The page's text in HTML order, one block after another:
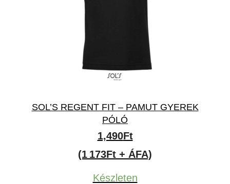
SOL’S REGENT FIT – PAMUT GYEREK
PÓLÓ
1,490Ft
(1 173Ft + ÁFA)
Készleten